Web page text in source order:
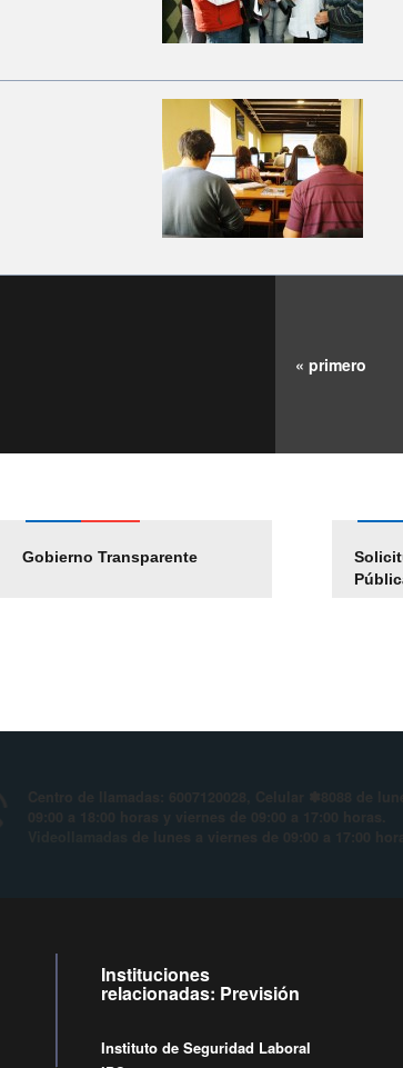
« primero
Gobierno Transparente Pago
Instituciones
relacionadas: Previsión
Instituto de Seguridad Laboral